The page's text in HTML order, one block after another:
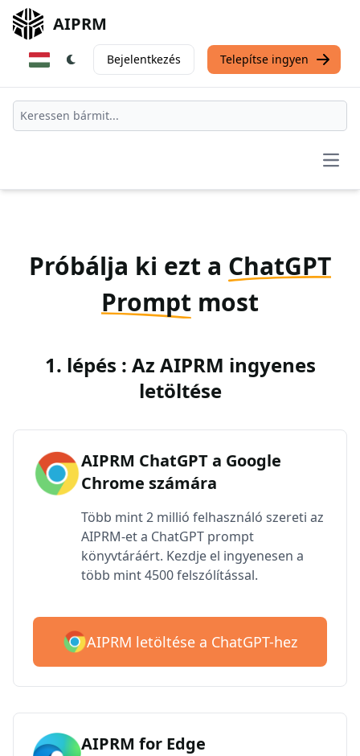
AIPRM
Bejelentkezés Telepítse ingyen
Próbálja ki ezt a ChatGPT
Prompt most
1. lépés : Az AIPRM ingyenes
letöltése
AIPRM ChatGPT a Google
Chrome számára
Több mint 2 millió felhasználó szereti az
AIPRM-et a ChatGPT prompt
könyvtáráért. Kezdje el ingyenesen a
több mint 4500 felszólítással.
AIPRM letöltése a ChatGPT-hez
AIPRM for Edge